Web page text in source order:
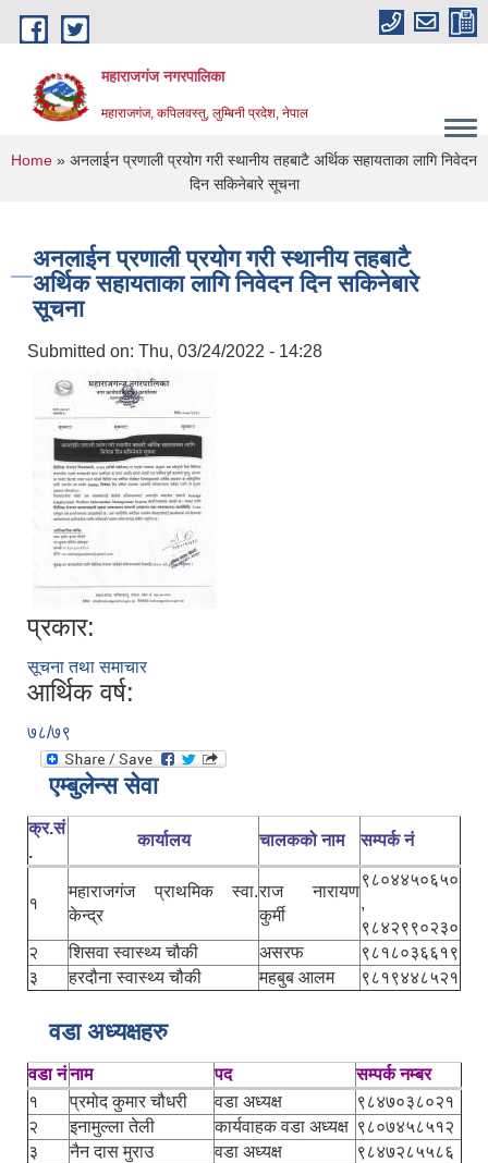
Skip to main content
महाराजगंज नगरपालिका
महाराजगंज, कपिलवस्तु, लुम्बिनी प्रदेश, नेपाल
You are here
Home » अनलाईन प्रणाली प्रयोग गरी स्थानीय तहबाटै अर्थिक सहायताका लागि निवेदन
दिन सकिनेबारे सूचना
अनलाईन प्रणाली प्रयोग गरी स्थानीय तहबाटै
अर्थिक सहायताका लागि निवेदन दिन सकिनेबारे
सूचना
Submitted on: Thu, 03/24/2022 - 14:28
प्रकार:
सूचना तथा समाचार
आर्थिक वर्ष:
७८/७९
एम्बुलेन्स सेवा
क्र.सं
.
कार्यालय चालकको नाम सम्पर्क नं
१
महाराजगंज प्राथमिक स्वा.
केन्द्र
राज नारायण
कुर्मी
९८०४४५०६५०
,
९८४२९९०२३०
२
शिसवा स्वास्थ्य चौकी असरफ
९८१८०३६६१९
३
हरदौना स्वास्थ्य चौकी महबुब आलम ९८१९४४८५२१
वडा अध्यक्षहरु
वडा नंनाम पद
सम्पर्क नम्बर
१
प्रमोद कुमार चौधरी वडा अध्यक्ष
९८४७०३८०२१
२
इनामुल्ला तेली कार्यवाहक वडा अध्यक्ष ९८०७४५८५१२
३
नैन दास मुराउ वडा अध्यक्ष
९८४७२८५५८६